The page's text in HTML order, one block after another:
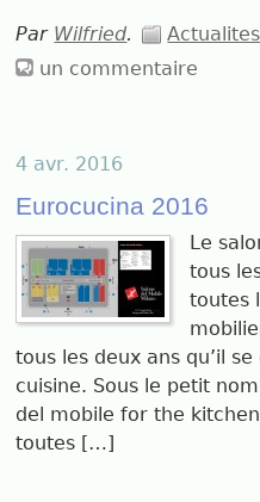
Par Wilfried. Actualites
un commentaire
4 avr. 2016
Eurocucina 2016
Le
tous
toutes
tous les deux ans qu’il
cuisine. Sous le petit
del mobile for the
toutes […]